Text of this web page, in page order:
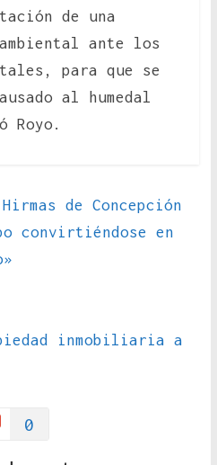
de una
ambiental ante los
para que se
al humedal
Royo.
de Concepción
convirtiéndose en
inmobiliaria a
0